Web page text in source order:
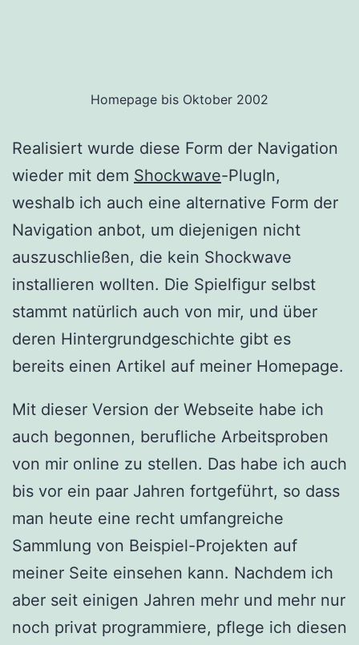
Homepage bis Oktober 2002
Realisiert wurde diese Form der Navigation
wieder mit dem Shockwave-PlugIn,
weshalb ich auch eine alternative Form der
Navigation anbot, um diejenigen nicht
auszuschließen, die kein Shockwave
installieren wollten. Die Spielfigur selbst
stammt natürlich auch von mir, und über
deren Hintergrundgeschichte gibt es
bereits einen Artikel auf meiner Homepage.
Mit dieser Version der Webseite habe ich
auch begonnen, berufliche Arbeitsproben
von mir online zu stellen. Das habe ich auch
bis vor ein paar Jahren fortgeführt, so dass
man heute eine recht umfangreiche
Sammlung von Beispiel-Projekten auf
meiner Seite einsehen kann. Nachdem ich
aber seit einigen Jahren mehr und mehr nur
noch privat programmiere, pflege ich diesen